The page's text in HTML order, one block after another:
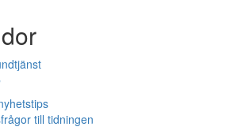
till tidningen